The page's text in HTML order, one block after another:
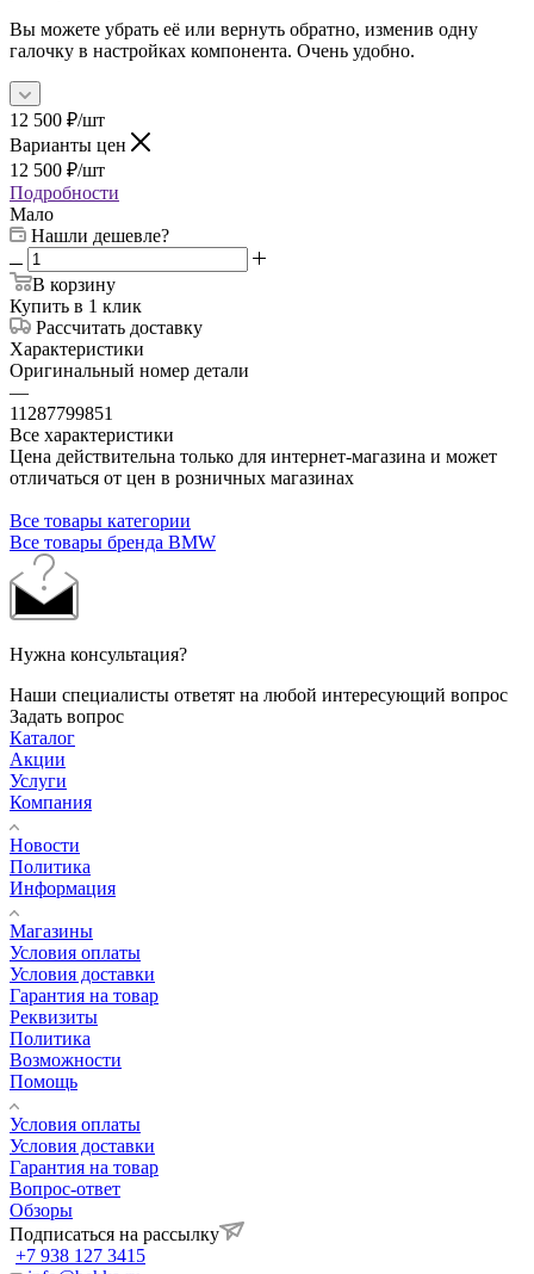
Вы можете убрать её или вернуть обратно, изменив одну
галочку в настройках компонента. Очень удобно.
12 500 ₽/шт
Варианты цен
12 500 ₽/шт
Подробности
Мало
Нашли дешевле?
В корзину
Купить в 1 клик
Рассчитать доставку
Характеристики
Оригинальный номер детали
—
11287799851
Все характеристики
Цена действительна только для интернет-магазина и может
отличаться от цен в розничных магазинах
Все товары категории
Все товары бренда BMW
Нужна консультация?
Наши специалисты ответят на любой интересующий вопрос
Задать вопрос
Каталог
Акции
Услуги
Компания
Новости
Политика
Информация
Магазины
Условия оплаты
Условия доставки
Гарантия на товар
Реквизиты
Политика
Возможности
Помощь
Условия оплаты
Условия доставки
Гарантия на товар
Вопрос-ответ
Обзоры
Подписаться на рассылку
+7 938 127 3415